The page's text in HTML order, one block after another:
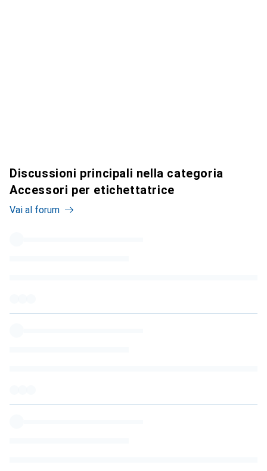
Discussioni principali nella categoria
Accessori per etichettatrice
Vai al forum